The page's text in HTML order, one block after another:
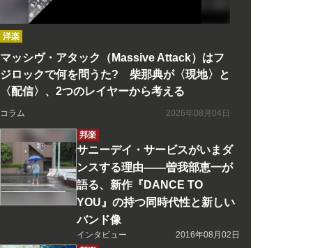
洋楽
マッシヴ・アタック（Massive Attack）はフ
ジロックで何を問うた? 柴那典が〈現地〉と
〈配信〉、2つのレイヤーから考える
コラム 2026年08月04日
邦楽
サニーデイ・サービスがいまダ
ンスする理由――曽我部恵一が
語る、新作『DANCE TO
YOU』の持つ同時代性と新しい
バンド像
インタビュー
2016年08月02日